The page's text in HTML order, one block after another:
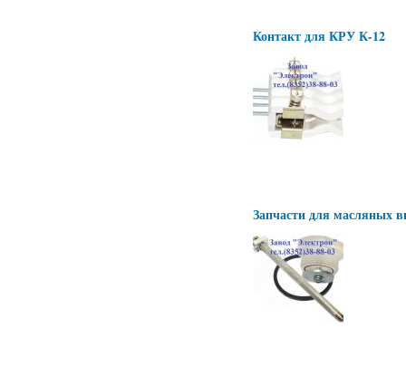
Контакт для КРУ К-12
Запчасти для масляных